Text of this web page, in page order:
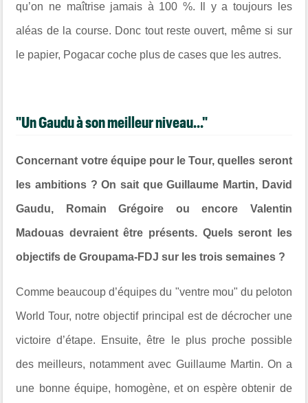
qu’on ne maîtrise jamais à 100 %. Il y a toujours les
aléas de la course. Donc tout reste ouvert, même si sur
le papier, Pogacar coche plus de cases que les autres.
"Un Gaudu à son meilleur niveau..."
Concernant votre équipe pour le Tour, quelles seront
les ambitions ? On sait que Guillaume Martin, David
Gaudu, Romain Grégoire ou encore Valentin
Madouas devraient être présents. Quels seront les
objectifs de Groupama-FDJ sur les trois semaines ?
Comme beaucoup d’équipes du "ventre mou" du peloton
World Tour, notre objectif principal est de décrocher une
victoire d’étape. Ensuite, être le plus proche possible
des meilleurs, notamment avec Guillaume Martin. On a
une bonne équipe, homogène, et on espère obtenir de